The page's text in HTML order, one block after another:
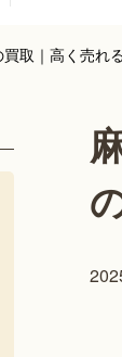
買取｜高く売れ